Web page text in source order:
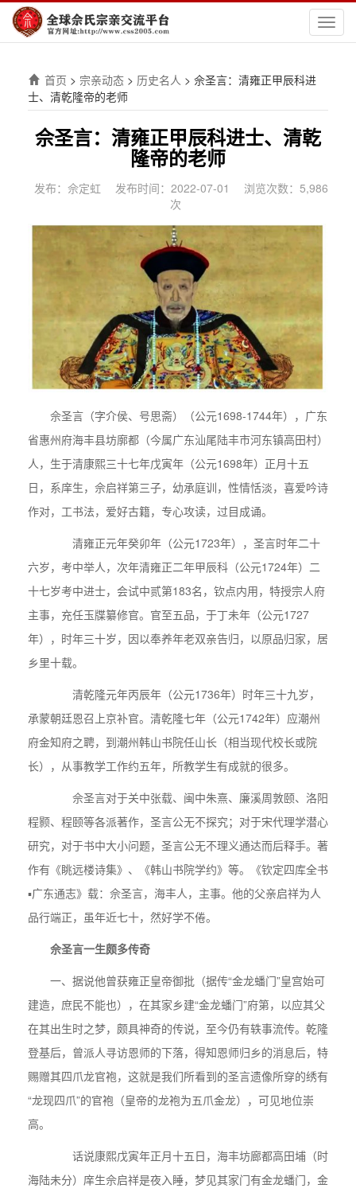
切
换
首页 > 宗亲动态 > 历史名人 > 佘圣言：清雍正甲辰科进
士、清乾隆帝的老师
佘圣言：清雍正甲辰科进士、清乾
隆帝的老师
发布：佘定虹 发布时间：2022-07-01
浏览次数：5,986
次
佘圣言（字介侯、号思斋）（公元1698-1744年），广东
省惠州府海丰县坊廓都（今属广东汕尾陆丰市河东镇高田村）
人，生于清康熙三十七年戊寅年（公元1698年）正月十五
日，系庠生，佘启祥第三子，幼承庭训，性情恬淡，喜爱吟诗
作对，工书法，爱好古籍，专心攻读，过目成诵。
清雍正元年癸卯年（公元1723年），圣言时年二十
六岁，考中举人，次年清雍正二年甲辰科（公元1724年）二
十七岁考中进士，会试中贰第183名，钦点内用，特授宗人府
主事，充任玉牒纂修官。官至五品，于丁未年（公元1727
年），时年三十岁，因以奉养年老双亲告归，以原品归家，居
乡里十载。
清乾隆元年丙辰年（公元1736年）时年三十九岁，
承蒙朝廷恩召上京补官。清乾隆七年（公元1742年）应潮州
府金知府之聘，到潮州韩山书院任山长（相当现代校长或院
长），从事教学工作约五年，所教学生有成就的很多。
佘圣言对于关中张载、闽中朱熹、廉溪周敦颐、洛阳
程颢、程颐等各派著作，圣言公无不探究；对于宋代理学潜心
研究，对于书中大小问题，圣言公无不理义通达而后释手。著
作有《眺远楼诗集》、《韩山书院学约》等。《钦定四库全书
▪广东通志》载：佘圣言，海丰人，主事。他的父亲启祥为人
品行端正，虽年近七十，然好学不倦。
佘圣言一生颇多传奇
一、据说他曾获雍正皇帝御批（据传“金龙蟠门”皇宫始可
建造，庶民不能也），在其家乡建“金龙蟠门”府第，以应其父
在其出生时之梦，颇具神奇的传说，至今仍有轶事流传。乾隆
登基后，曾派人寻访恩师的下落，得知恩师归乡的消息后，特
赐赠其四爪龙官袍，这就是我们所看到的圣言遗像所穿的绣有
“龙现四爪”的官袍（皇帝的龙袍为五爪金龙），可见地位崇
高。
话说康熙戊寅年正月十五日，海丰坊廊都高田埔（时
海陆未分）庠生佘启祥是夜入睡，梦见其家门有金龙蟠门，金